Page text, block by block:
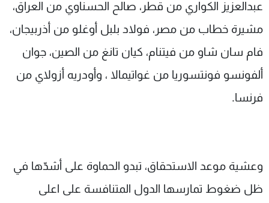
عبدالعزيز الكواري من قطر، صالح الحسناوي من العراق،
مشيرة خطاب من مصر، فولاد بلبل أوغلو من أذربيجان،
فام سان شاو من فيتنام، كيان تانغ من الصين، جوان
ألفونسو فونتسوريا من غواتيمالا ، وأودريه أزولاي من
فرنسا.
وعشية موعد الاستحقاق، تبدو الحماوة على أشدّها في
ظل ضغوط تمارسها الدول المتنافسة على اعلى